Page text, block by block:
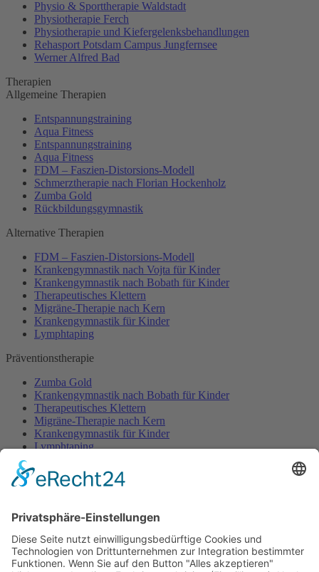
Physio & Sporttherapie Waldstadt
Physiotherapie Ferch
Physiotherapie und Kiefergelenksbehandlungen
Rehasport Potsdam Campus Jungfernsee
Werner Alfred Bad
Therapien
Allgemeine Therapien
Entspannungstraining
Aqua Fitness
Entspannungstraining
Aqua Fitness
FDM – Faszien-Distorsions-Modell
Schmerztherapie nach Florian Hockenholz
Zumba Gold
Rückbildungsgymnastik
Alternative Therapien
FDM – Faszien-Distorsions-Modell
Krankengymnastik nach Vojta für Kinder
Krankengymnastik nach Bobath für Kinder
Therapeutisches Klettern
Migräne-Therapie nach Kern
Krankengymnastik für Kinder
Lymphtaping
Präventionstherapie
Zumba Gold
Krankengymnastik nach Bobath für Kinder
Therapeutisches Klettern
Migräne-Therapie nach Kern
Krankengymnastik für Kinder
Lymphtaping
Rücken Therapie
Aqua Fitness
FDM – Faszien-Distorsions-Modell
Zumba Gold
Rückbildungsgymnastik